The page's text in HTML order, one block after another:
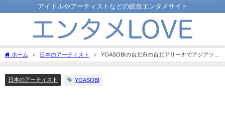
アイドルやアーティストなどの総合エンタメサイト
ホーム 日本のアーティスト
YOASOBIの台北市の台北アリーナでアジアツア
ー2デイズ、抽選参加60万人！！
日本のアーティスト YOASOBI